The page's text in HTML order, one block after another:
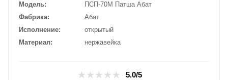
Модель
ПСП-70М Патша Абат
Фабрика
Абат
Исполнение
открытый
Материал
нержавейка
5.0/5